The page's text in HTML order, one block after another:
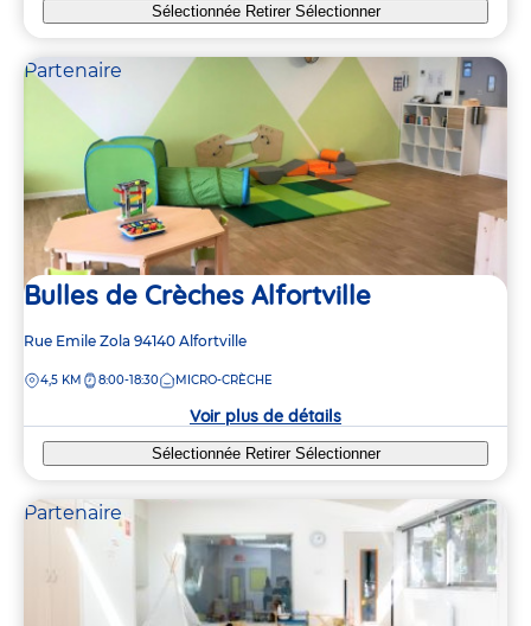
Sélectionnée Retirer Sélectionner
Partenaire
Bulles de Crèches Alfortville
Adresse
la
Rue Emile Zola 94140 Alfortville
DISTANCE
4,5 KM 8:00-18:30 MICRO-CRÈCHE
Voir plus de détails
Sélectionnée Retirer Sélectionner
Partenaire